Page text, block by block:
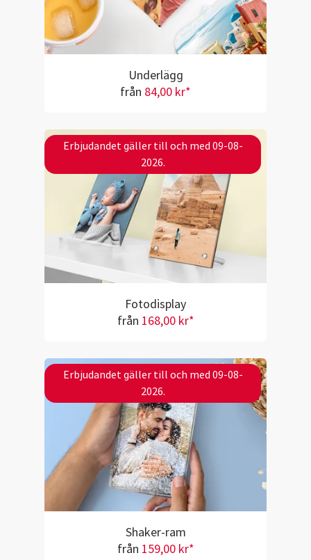
Underlägg
från 84,00 kr*
Erbjudandet gäller till och med 09-08-
2026.
Fotodisplay
från 168,00 kr*
Erbjudandet gäller till och med 09-08-
2026.
Shaker-ram
från 159,00 kr*